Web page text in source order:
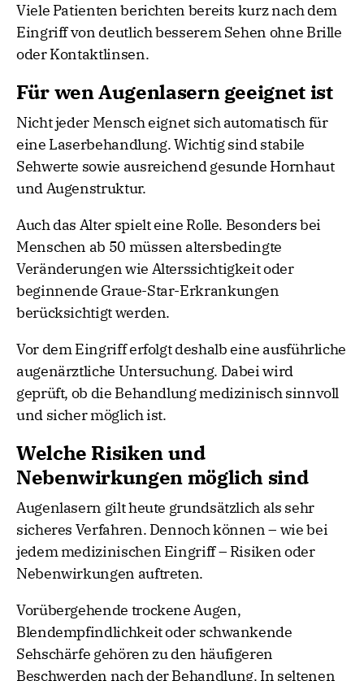
Viele Patienten berichten bereits kurz nach dem
Eingriff von deutlich besserem Sehen ohne Brille
oder Kontaktlinsen.
Für wen Augenlasern geeignet ist
Nicht jeder Mensch eignet sich automatisch für
eine Laserbehandlung. Wichtig sind stabile
Sehwerte sowie ausreichend gesunde Hornhaut
und Augenstruktur.
Auch das Alter spielt eine Rolle. Besonders bei
Menschen ab 50 müssen altersbedingte
Veränderungen wie Alterssichtigkeit oder
beginnende Graue-Star-Erkrankungen
berücksichtigt werden.
Vor dem Eingriff erfolgt deshalb eine ausführliche
augenärztliche Untersuchung. Dabei wird
geprüft, ob die Behandlung medizinisch sinnvoll
und sicher möglich ist.
Welche Risiken und
Nebenwirkungen möglich sind
Augenlasern gilt heute grundsätzlich als sehr
sicheres Verfahren. Dennoch können – wie bei
jedem medizinischen Eingriff – Risiken oder
Nebenwirkungen auftreten.
Vorübergehende trockene Augen,
Blendempfindlichkeit oder schwankende
Sehschärfe gehören zu den häufigeren
Beschwerden nach der Behandlung. In seltenen